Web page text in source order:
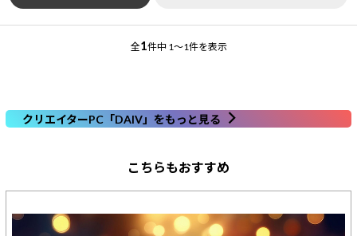
全1件中 1～1件を表示
クリエイターPC「DAIV」をもっと見る
こちらもおすすめ